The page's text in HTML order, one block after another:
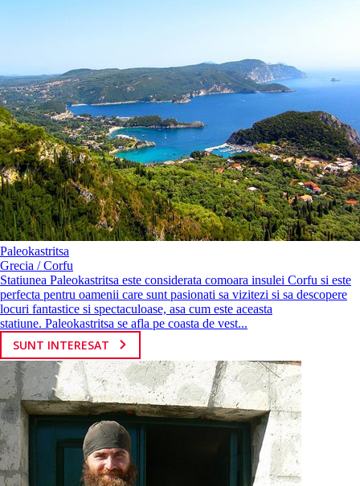
Paleokastritsa
Grecia / Corfu
Statiunea Paleokastritsa este considerata comoara insulei Corfu si este
perfecta pentru oamenii care sunt pasionati sa vizitezi si sa descopere
locuri fantastice si spectaculoase, asa cum este aceasta
statiune. Paleokastritsa se afla pe coasta de vest...
SUNT INTERESAT